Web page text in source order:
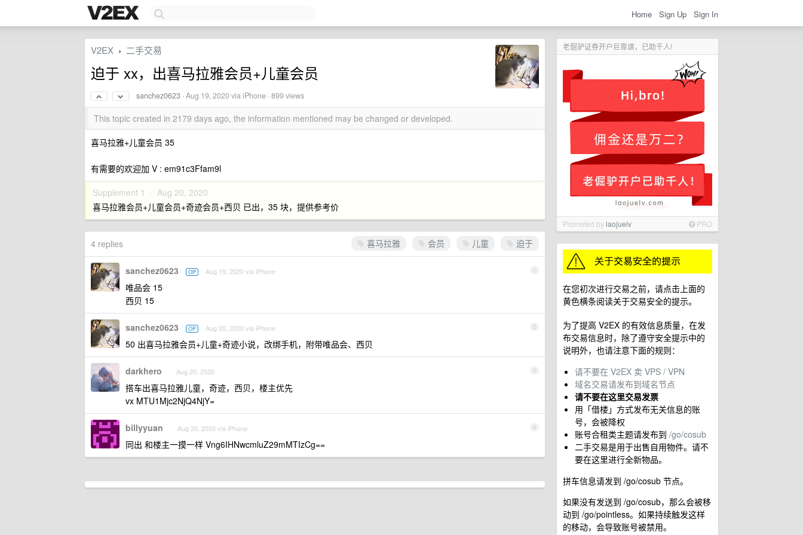
Home Sign Up Sign In
老倔驴证券开户巨靠谱，已助千人!
Promoted bylaojuelv PRO
在您初次进行交易之前，请点击上面的
黄色横条阅读关于交易安全的提示。
为了提高 V2EX 的有效信息质量，在发
布交易信息时，除了遵守安全提示中的
说明外，也请注意下面的规则：
请不要在 V2EX 卖 VPS / VPN
域名交易请发布到域名节点
请不要在这里交易发票
用「借楼」方式发布无关信息的账
号，会被降权
账号合租类主题请发布到 /go/cosub
二手交易是用于出售自用物件。请不
要在这里进行全新物品。
拼车信息请发到 /go/cosub 节点。
如果没有发送到 /go/cosub，那么会被移
动到 /go/pointless。如果持续触发这样
的移动，会导致账号被禁用。
V2EX › 二手交易
迫于 xx，出喜马拉雅会员+儿童会员
sanchez0623 ·Aug 19, 2020via iPhone · 899 views
This topic created in 2179 days ago, the information mentioned may be changed or developed.
喜马拉雅+儿童会员 35
有需要的欢迎加 V : em91c3Ffam9l
Supplement 1 · Aug 20, 2020
喜马拉雅会员+儿童会员+奇迹会员+西贝 已出，35 块，提供参考价
喜马拉雅 会员 儿童 迫于
4 replies
1
sanchez0623 OP Aug 19, 2020 via iPhone
唯品会 15
西贝 15
2
sanchez0623 OP Aug 20, 2020 via iPhone
50 出喜马拉雅会员+儿童+奇迹小说，改绑手机，附带唯品会、西贝
3
darkhero Aug 20, 2020
搭车出喜马拉雅儿童，奇迹，西贝，楼主优先
vx MTU1Mjc2NjQ4NjY=
4
billyyuan Aug 20, 2020 via iPhone
同出 和楼主一摸一样 Vng6IHNwcmluZ29mMTIzCg==